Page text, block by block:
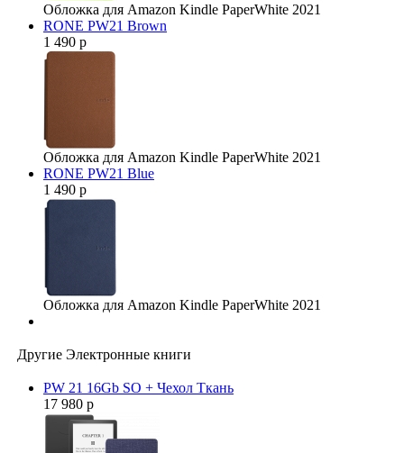
Обложка для Amazon Kindle PaperWhite 2021
RONE PW21 Brown
1 490 р
Обложка для Amazon Kindle PaperWhite 2021
RONE PW21 Blue
1 490 р
Обложка для Amazon Kindle PaperWhite 2021
Другие Электронные книги
PW 21 16Gb SO + Чехол Ткань
17 980 р